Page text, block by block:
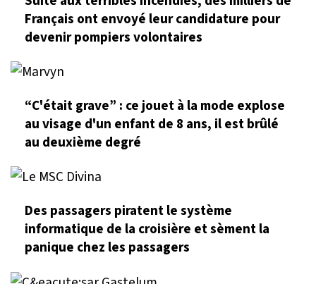
Français ont envoyé leur candidature pour
devenir pompiers volontaires
“C'était grave” : ce jouet à la mode explose
au visage d'un enfant de 8 ans, il est brûlé
au deuxième degré
Des passagers piratent le système
informatique de la croisière et sèment la
panique chez les passagers